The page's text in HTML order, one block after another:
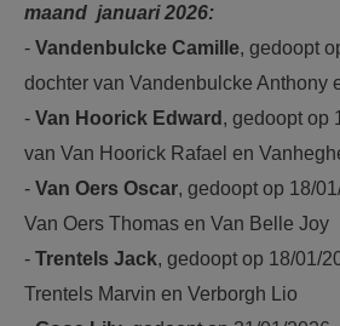
maand januari 2026:
- Vandenbulcke Camille, gedoopt
dochter van Vandenbulcke Anthony
- Van Hoorick Edward , gedoopt op
van Van Hoorick Rafael en
- Van Oers Oscar, gedoopt op 18/
Van Oers Thomas en Van Belle Joy
- Trentels Jack, gedoopt op 18/01/
Trentels Marvin en Verborgh Lio